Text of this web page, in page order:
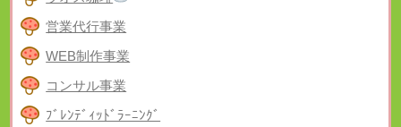
営業代行事業
WEB制作事業
コンサル事業
ﾌﾞﾚﾝﾃﾞｨｯﾄﾞﾗｰﾆﾝｸﾞ